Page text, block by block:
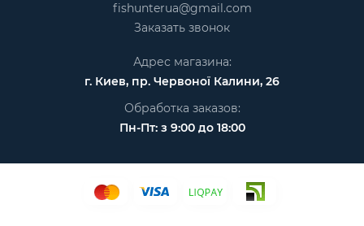
fishunterua@gmail.com
Заказать звонок
Адрес магазина:
г. Киев, пр. Червоної Калини, 26
Обработка заказов:
Пн-Пт: з 9:00 до 18:00